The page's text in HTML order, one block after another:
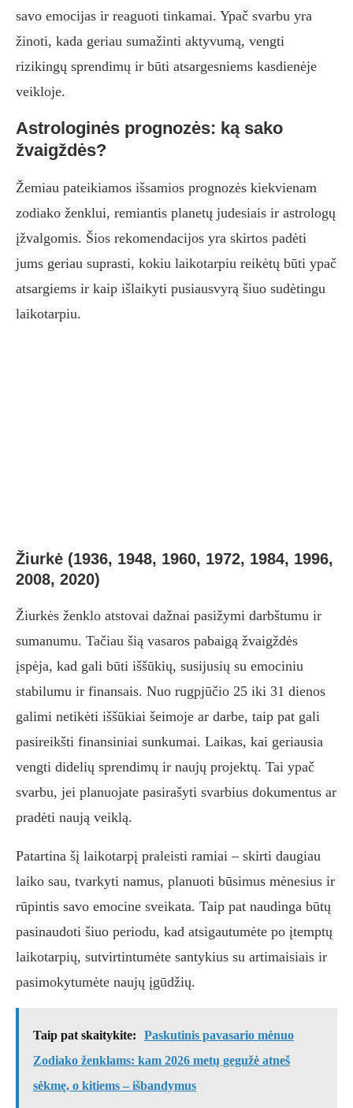
savo emocijas ir reaguoti tinkamai. Ypač svarbu yra
žinoti, kada geriau sumažinti aktyvumą, vengti
rizikingų sprendimų ir būti atsargesniems kasdienėje
veikloje.
Astrologinės prognozės: ką sako
žvaigždės?
Žemiau pateikiamos išsamios prognozės kiekvienam
zodiako ženklui, remiantis planetų judesiais ir astrologų
įžvalgomis. Šios rekomendacijos yra skirtos padėti
jums geriau suprasti, kokiu laikotarpiu reikėtų būti ypač
atsargiems ir kaip išlaikyti pusiausvyrą šiuo sudėtingu
laikotarpiu.
Žiurkė (1936, 1948, 1960, 1972, 1984, 1996,
2008, 2020)
Žiurkės ženklo atstovai dažnai pasižymi darbštumu ir
sumanumu. Tačiau šią vasaros pabaigą žvaigždės
įspėja, kad gali būti iššūkių, susijusių su emociniu
stabilumu ir finansais. Nuo rugpjūčio 25 iki 31 dienos
galimi netikėti iššūkiai šeimoje ar darbe, taip pat gali
pasireikšti finansiniai sunkumai. Laikas, kai geriausia
vengti didelių sprendimų ir naujų projektų. Tai ypač
svarbu, jei planuojate pasirašyti svarbius dokumentus ar
pradėti naują veiklą.
Patartina šį laikotarpį praleisti ramiai – skirti daugiau
laiko sau, tvarkyti namus, planuoti būsimus mėnesius ir
rūpintis savo emocine sveikata. Taip pat naudinga būtų
pasinaudoti šiuo periodu, kad atsigautumėte po įtemptų
laikotarpių, sutvirtintumėte santykius su artimaisiais ir
pasimokytumėte naujų įgūdžių.
Taip pat skaitykite:
Paskutinis pavasario mėnuo
Zodiako ženklams: kam 2026 metų gegužė atneš
sėkmę, o kitiems – išbandymus